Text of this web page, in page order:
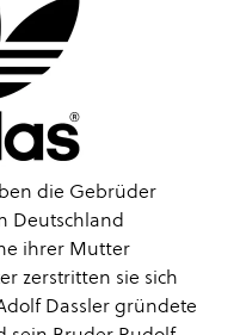
die Gebrüder
Deutschland
ihrer Mutter
zerstritten sie sich
Dassler gründete